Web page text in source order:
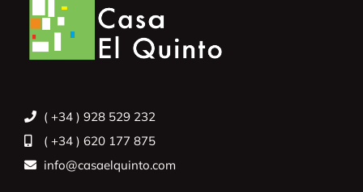
( +34 ) 928 529 232
( +34 ) 620 177 875
info@casaelquinto.com